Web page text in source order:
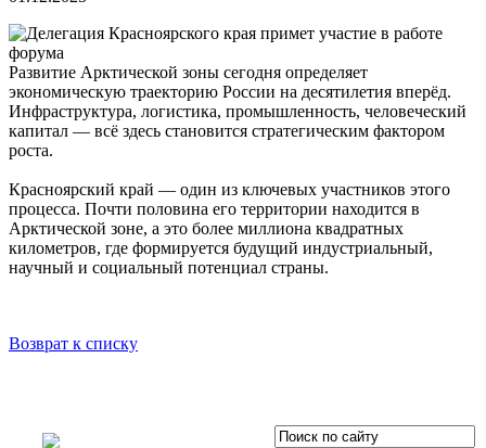
Развитие Арктической зоны сегодня определяет
экономическую траекторию России на десятилетия вперёд.
Инфраструктура, логистика, промышленность, человеческий
капитал — всё здесь становится стратегическим фактором
роста.
Красноярский край — один из ключевых участников этого
процесса. Почти половина его территории находится в
Арктической зоне, а это более миллиона квадратных
километров, где формируется будущий индустриальный,
научный и социальный потенциал страны.
Возврат к списку